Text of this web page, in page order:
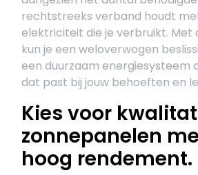
rechtstreeks verband houdt
elektriciteit die je verbruikt. Met
kun je een weloverwogen
een duurzaam energiesysteem
dat past bij jouw behoeften en
Kies voor
zonnepanelen
hoog rendement.